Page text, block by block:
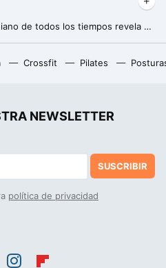
Kipchoge, el mejor maratoniano de todos los tiempos revela cómo entrena, qué come y su filosofía de vida actual y futura
Crossfit Pilates
NEWSLETTER
SUSCRIBIR
política de privacidad